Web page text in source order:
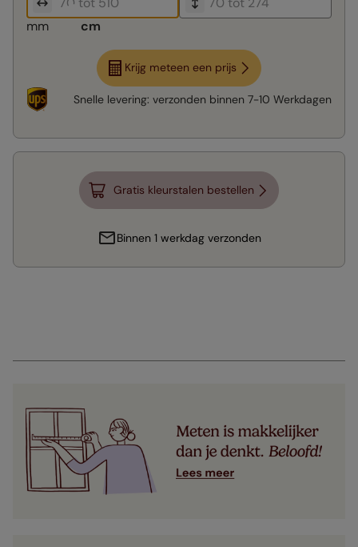
mm cm
Krijg meteen een prijs
Snelle levering: verzonden binnen 7-10 Werkdagen
Gratis kleurstalen bestellen
Binnen 1 werkdag verzonden